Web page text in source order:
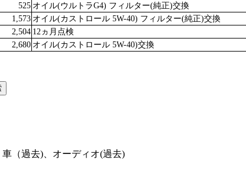
525 オイル(ウルトラG4) フィルター(純正)交換
1,573 オイル(カストロール 5W-40) フィルター(純正)交換
2,504 12ヵ月点検
2,680 オイル(カストロール 5W-40)交換
（過去)、オーディオ(過去)